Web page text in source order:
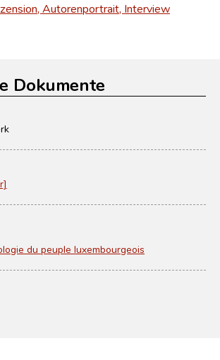
Autorenportrait, Interview
Dokumente
du peuple luxembourgeois